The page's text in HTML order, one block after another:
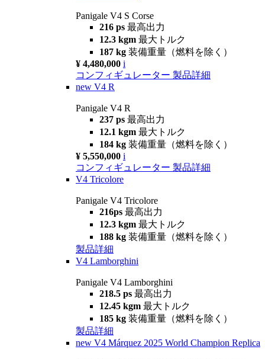
Panigale V4 S Corse
216 ps 最高出力
12.3 kgm 最大トルク
187 kg 装備重量（燃料を除く）
¥ 4,480,000 i
コンフィギュレーター 製品詳細
new V4 R
Panigale V4 R
237 ps 最高出力
12.1 kgm 最大トルク
184 kg 装備重量（燃料を除く）
¥ 5,550,000 i
コンフィギュレーター 製品詳細
V4 Tricolore
Panigale V4 Tricolore
216ps 最高出力
12.3 kgm 最大トルク
188 kg 装備重量（燃料を除く）
製品詳細
V4 Lamborghini
Panigale V4 Lamborghini
218.5 ps 最高出力
12.45 kgm 最大トルク
185 kg 装備重量（燃料を除く）
製品詳細
new V4 Márquez 2025 World Champion Replica